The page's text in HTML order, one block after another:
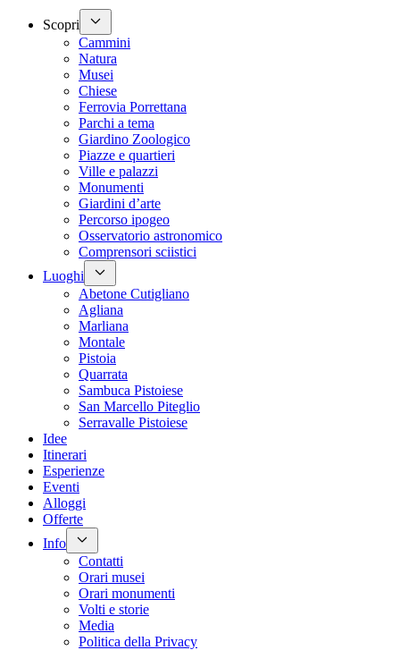
Scopri
Cammini
Natura
Musei
Chiese
Ferrovia Porrettana
Parchi a tema
Giardino Zoologico
Piazze e quartieri
Ville e palazzi
Monumenti
Giardini d’arte
Percorso ipogeo
Osservatorio astronomico
Comprensori sciistici
Luoghi
Abetone Cutigliano
Agliana
Marliana
Montale
Pistoia
Quarrata
Sambuca Pistoiese
San Marcello Piteglio
Serravalle Pistoiese
Idee
Itinerari
Esperienze
Eventi
Alloggi
Offerte
Info
Contatti
Orari musei
Orari monumenti
Volti e storie
Media
Politica della Privacy